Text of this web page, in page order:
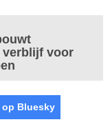
voor
op Bluesky